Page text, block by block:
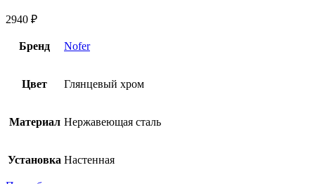
2940 ₽
Бренд Nofer
Цвет Глянцевый хром
Материал Нержавеющая сталь
Установка Настенная